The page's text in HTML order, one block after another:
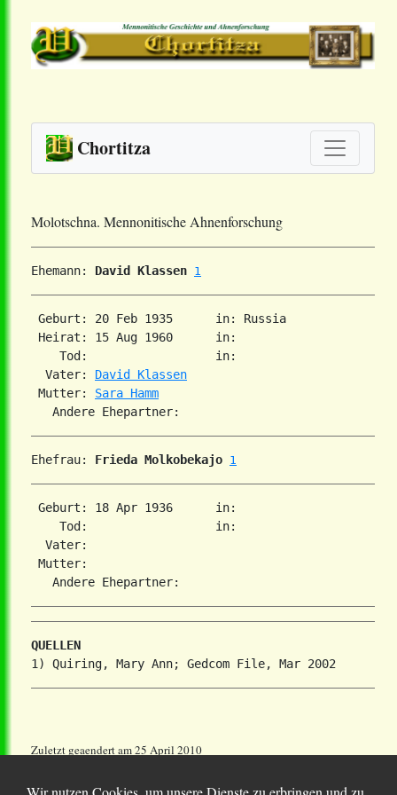
Chortitza
Molotschna. Mennonitische Ahnenforschung
Ehemann: David Klassen 1
Geburt: 20 Feb 1935      in: Russia
Heirat: 15 Aug 1960      in:
    Tod:                  in:
  Vater:
David Klassen
Mutter: Sara Hamm
Ehefrau: Frieda Molkobekajo 1
Geburt: 18 Apr 1936      in:
    Tod:                  in:
  Vater:
Mutter:
QUELLEN
Zuletzt geaendert am 25 April 2010